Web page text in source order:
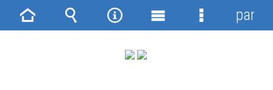
Strona Wyszukiwarka
NarzędziaMenu
Menu
panel